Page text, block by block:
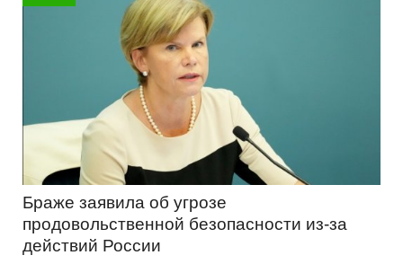
Браже заявила об угрозе
продовольственной безопасности из-за
действий России